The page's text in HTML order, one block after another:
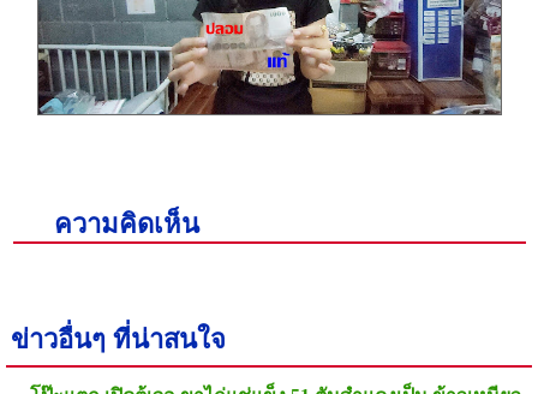
ความคิดเห็น
ข่าวอื่นๆ ที่น่าสนใจ